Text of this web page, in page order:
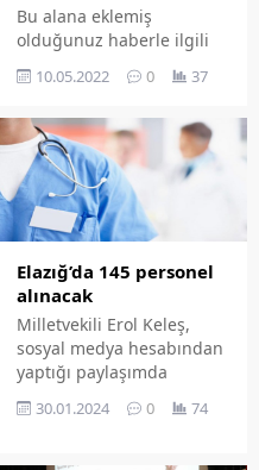
Bu alana eklemiş
olduğunuz haberle ilgili
ekleyebilirsiniz. Bu metin
sayfasında "Özet"
bölümünden eklenebilir.
Özet eklenmişse başlık
altında kalın olarak bu
şekilde gösterilir,
kalır.
10.05.2022 0 37
Elazığ’da 145 personel
alınacak
Milletvekili Erol Keleş,
sosyal medya hesabından
yaptığı paylaşımda
Elazığ'da 145 Sağlık
Personeli alınacağını
30.01.2024 0 74